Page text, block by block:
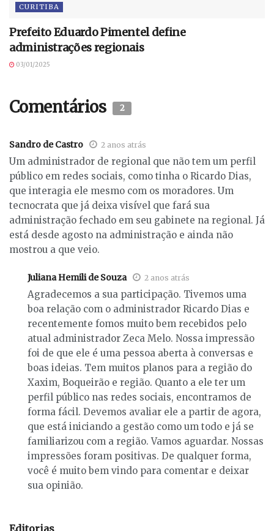
CURITIBA
Prefeito Eduardo Pimentel define
administrações regionais
03/01/2025
Comentários 2
Sandro de Castro 2 anos atrás
Um administrador de regional que não tem um perfil
público em redes sociais, como tinha o Ricardo Dias,
que interagia ele mesmo com os moradores. Um
tecnocrata que já deixa visível que fará sua
administração fechado em seu gabinete na regional. Já
está desde agosto na administração e ainda não
mostrou a que veio.
Juliana Hemili de Souza 2 anos atrás
Agradecemos a sua participação. Tivemos uma
boa relação com o administrador Ricardo Dias e
recentemente fomos muito bem recebidos pelo
atual administrador Zeca Melo. Nossa impressão
foi de que ele é uma pessoa aberta à conversas e
boas ideias. Tem muitos planos para a região do
Xaxim, Boqueirão e região. Quanto a ele ter um
perfil público nas redes sociais, encontramos de
forma fácil. Devemos avaliar ele a partir de agora,
que está iniciando a gestão como um todo e já se
familiarizou com a região. Vamos aguardar. Nossas
impressões foram positivas. De qualquer forma,
você é muito bem vindo para comentar e deixar
sua opinião.
Editorias